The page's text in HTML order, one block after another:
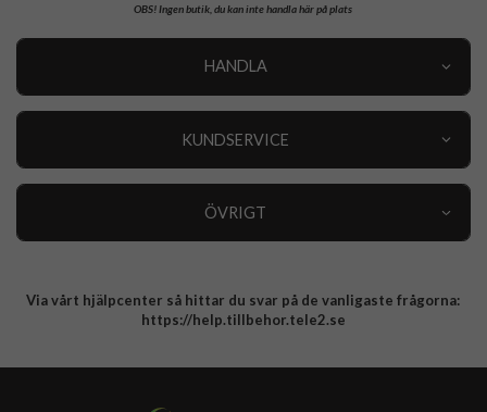
OBS!Ingen butik, du kan inte handla här på plats
HANDLA
KUNDSERVICE
ÖVRIGT
Integritetspolicy
Via vårt hjälpcenter så hittar du svar på de vanligaste frågorna:
https://help.tillbehor.tele2.se